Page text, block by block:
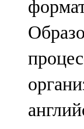
91,0
102,3
Яңа